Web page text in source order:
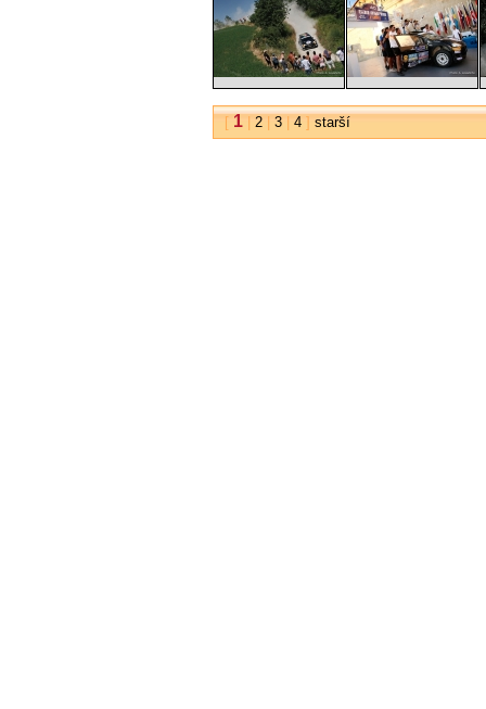
[ 1| 2| 3| 4] starší